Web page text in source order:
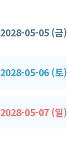
2028-05-05 (금)
2028-05-06 (토)
2028-05-07 (일)